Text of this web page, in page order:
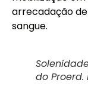
arrecadação
sangue.
do Proerd.